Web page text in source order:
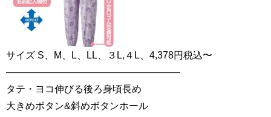
サイズ S、M、L、LL、３L,４L、4,378円税込〜
——————————————————
タテ・ヨコ伸びる後ろ身頃長め
大きめボタン&斜めボタンホール